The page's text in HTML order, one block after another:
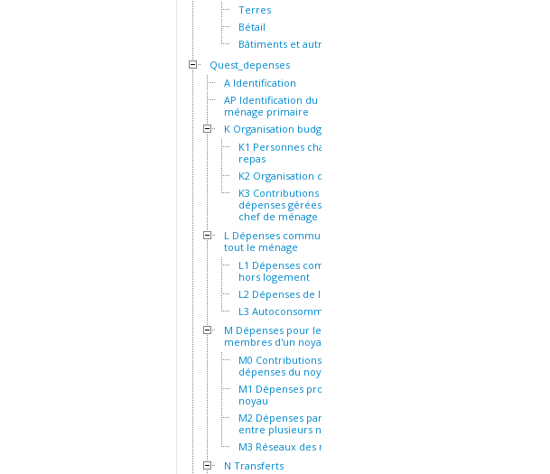
Terres
Bétail
Bâtiments et autres actifs
Quest_depenses
A Identification
AP Identification du
ménage primaire
K Organisation budgétaire
K1 Personnes chargées du
repas
K2 Organisation des repas
K3 Contributions et
dépenses gérées par le
chef de ménage
L Dépenses communes à
tout le ménage
L1 Dépenses communes
hors logement
L2 Dépenses de logement
L3 Autoconsommation
M Dépenses pour les
membres d'un noyau
M0 Contributions aux
dépenses du noyau
M1 Dépenses propres au
noyau
M2 Dépenses partagées
entre plusieurs noyaux
M3 Réseaux des noyaux
N Transferts